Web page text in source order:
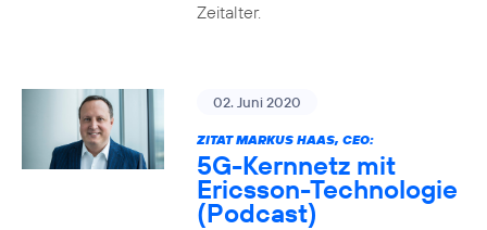
Zeitalter.
02. Juni 2020
ZITAT MARKUS HAAS, CEO:
5G-Kernnetz mit
Ericsson-Technologie
(Podcast)